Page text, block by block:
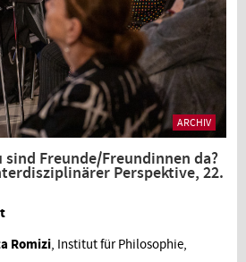
ARCHIV
sind Freunde/Freundinnen da?
Perspektive, 22.
Romizi, Institut für Philosophie,